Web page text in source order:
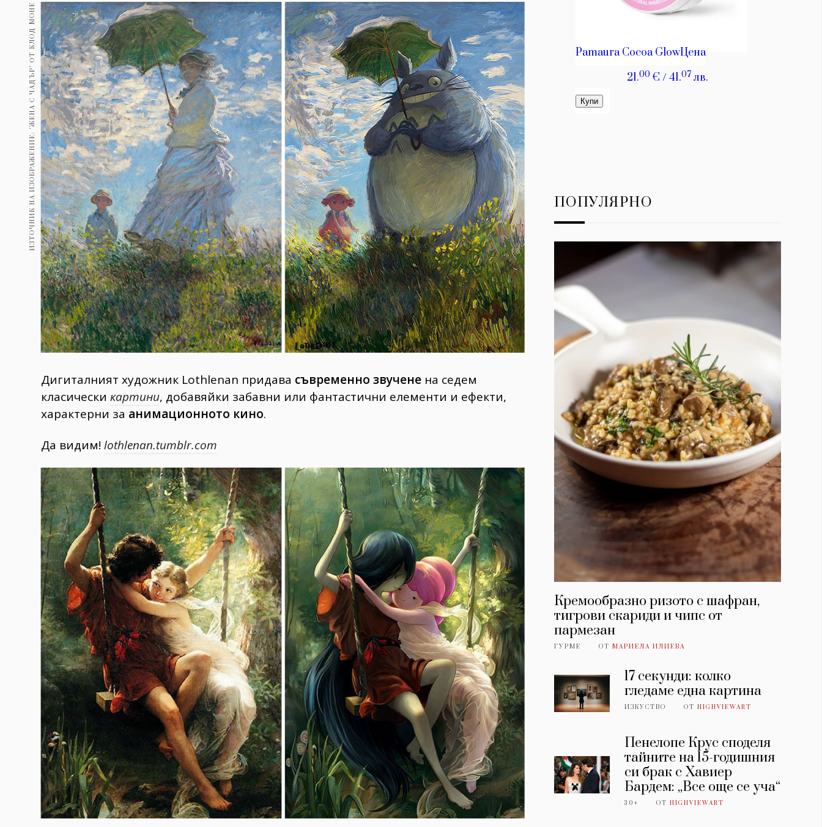
Пътувай 237
Здраве 389
Gentlemen
382
Wellness 1817
ПОСЛЕДВАЙТЕ
НИ
ИЗТОЧНИК НА ИЗОБРАЖЕНИЕ: "ЖЕНА С ЧАДЪР" ОТ КЛОД МОНЕ
Дигиталният художник Lothlenan придава съвременно звучене на седем
класически картини, добавяйки забавни или фантастични елементи и ефекти,
характерни за анимационното кино.
Да видим! lothlenan.tumblr.com
ПОПУЛЯРНО
Кремообразно ризото с шафран,
тигрови скариди и чипс от
пармезан
ГУРМЕ ОТ МАРИЕЛА ИЛИЕВА
17 секунди: колко
гледаме една картина
ИЗКУСТВО ОТHIGHVIEWART
Пенелопе Крус споделя
тайните на 15-годишния
си брак с Хавиер
Бардем: „Все още се уча“
30+ ОТHIGHVIEWART